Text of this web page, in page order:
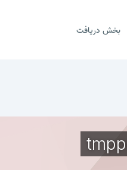
بخش دریافت